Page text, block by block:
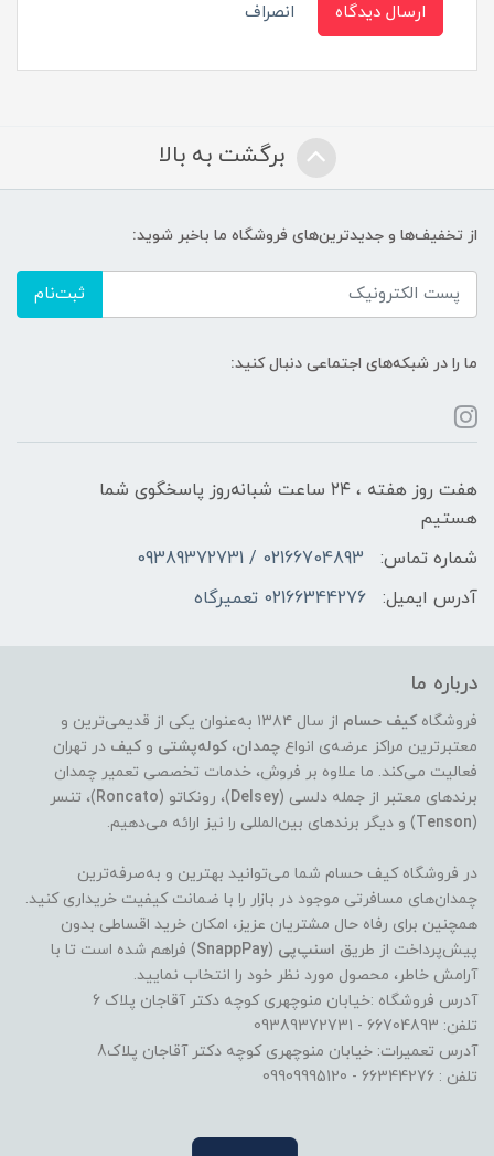
ارسال دیدگاه انصراف
برگشت به بالا
از تخفیف‌ها و جدیدترین‌های فروشگاه ما باخبر شوید:
ثبت‌نام
ما را در شبکه‌های اجتماعی دنبال کنید:
هفت روز هفته ، ۲۴ ساعت شبانه‌روز پاسخگوی شما
هستیم
شماره تماس:
02166704893 / 09389372731
آدرس ایمیل:
02166344276 تعمیرگاه
درباره ما
فروشگاه کیف حسام
از سال ۱۳۸۴ به‌عنوان یکی از قدیمی‌ترین و
معتبرترین مراکز عرضه‌ی انواع چمدان، کوله‌پشتی و کیف در تهران
فعالیت می‌کند. ما علاوه بر فروش، خدمات تخصصی تعمیر چمدان
برندهای معتبر از جمله دلسی (Delsey)، رونکاتو (Roncato)، تنسر
(
Tenson) و دیگر برندهای بین‌المللی را نیز ارائه می‌دهیم.
در فروشگاه کیف حسام شما می‌توانید بهترین و به‌صرفه‌ترین
چمدان‌های مسافرتی موجود در بازار را با ضمانت کیفیت خریداری کنید.
همچنین برای رفاه حال مشتریان عزیز، امکان خرید اقساطی بدون
پیش‌پرداخت از طریق اسنپ‌پی (
SnappPay) فراهم شده است تا با
آرامش خاطر، محصول مورد نظر خود را انتخاب نمایید.
آدرس فروشگاه :خیابان منوچهری کوچه دکتر آقاجان پلاک 6
تلفن: 66704893 - 09389372731
آدرس تعمیرات: خیابان منوچهری کوچه دکتر آقاجان پلاک8
تلفن : 66344276 - 09909995120